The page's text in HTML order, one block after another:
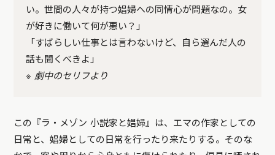
い。世間の人々が持つ娼婦への同情心が問題なの。女
が好きに働いて何が悪い？」
「すばらしい仕事とは言わないけど、自ら選んだ人の
話も聞くべきよ」
※ 劇中のセリフより
この『ラ・メゾン 小説家と娼婦』は、エマの作家としての
日常と、娼婦としての日常を行ったり来たりする。そのな